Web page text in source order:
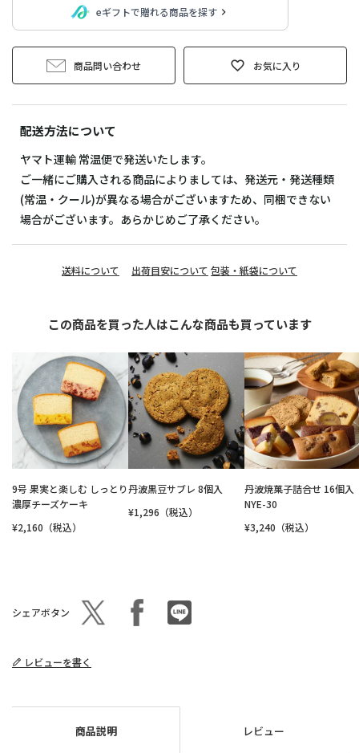
eギフトで贈れる商品を探す
商品問い合わせ お気に入り
配送方法について
ヤマト運輸 常温便で発送いたします。
ご一緒にご購入される商品によりましては、発送元・発送種類
(常温・クール)が異なる場合がございますため、同梱できない
場合がございます。あらかじめご了承ください。
送料について 出荷目安について 包装・紙袋について
この商品を買った人はこんな商品も買っています
9号 果実と楽しむ しっとり
濃厚チーズケーキ
¥2,160（税込）
丹波黒豆サブレ 8個入
¥1,296（税込）
丹波焼菓子詰合せ 16個入
NYE-30
¥3,240（税込）
シェアボタン
レビューを書く
商品説明 レビュー